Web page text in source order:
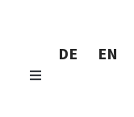
DE EN